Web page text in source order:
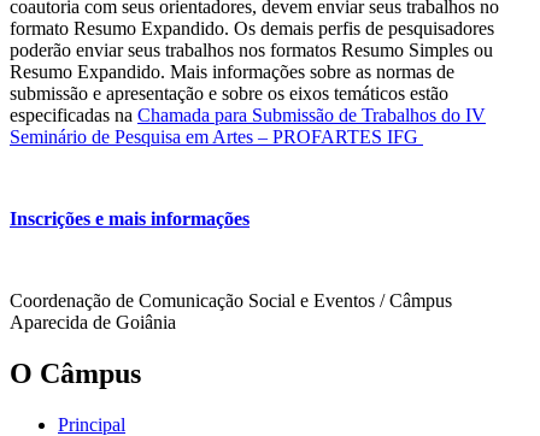
coautoria com seus orientadores, devem enviar seus trabalhos no
formato Resumo Expandido. Os demais perfis de pesquisadores
poderão enviar seus trabalhos nos formatos Resumo Simples ou
Resumo Expandido. Mais informações sobre as normas de
submissão e apresentação e sobre os eixos temáticos estão
especificadas na Chamada para Submissão de Trabalhos do IV
Seminário de Pesquisa em Artes – PROFARTES IFG
Inscrições e mais informações
Coordenação de Comunicação Social e Eventos / Câmpus
Aparecida de Goiânia
O Câmpus
Principal